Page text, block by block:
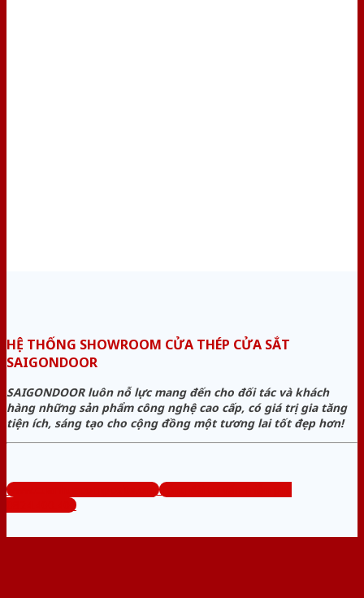
HỆ THỐNG SHOWROOM CỬA THÉP CỬA SẮT
SAIGONDOOR
SAIGONDOOR luôn nỗ lực mang đến cho đối tác và khách
hàng những sản phẩm công nghệ cao cấp, có giá trị gia tăng
tiện ích, sáng tạo cho cộng đồng một tương lai tốt đẹp hơn!
www.cuanhuacomposite.org
Tổng đài tư vấn miễn phí:
0824.400.400